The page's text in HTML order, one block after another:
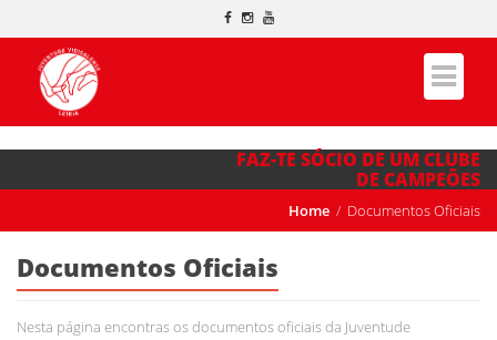
FAZ-TE SÓCIO DE UM CLUBE
DE CAMPEÕES
Home Documentos Oficiais
Documentos Oficiais
Nesta página encontras os documentos oficiais da Juventude